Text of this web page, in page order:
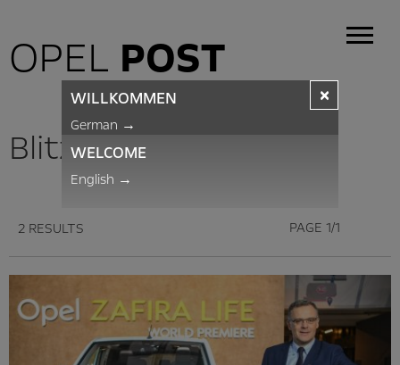
OPEL POST
BlitzNews
2 RESULTS PAGE 1/1
×
WILLKOMMEN
German →
WELCOME
English →